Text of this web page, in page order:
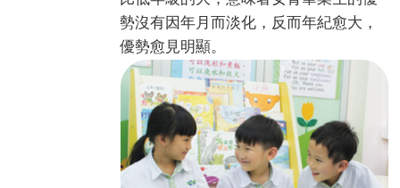
勢沒有因年月而淡化，反而年紀愈大，
優勢愈見明顯。